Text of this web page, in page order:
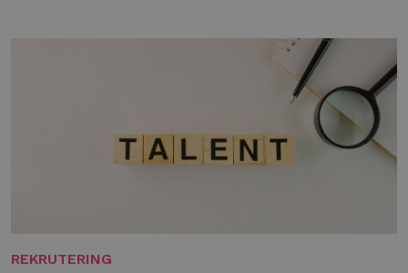
REKRUTERING